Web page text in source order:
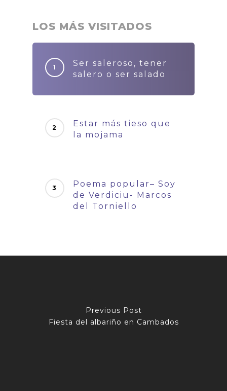
LOS MÁS VISITADOS
Ser saleroso, tener
salero o ser salado
Estar más tieso que
la mojama
Poema popular– Soy
de Verdiciu- Marcos
del Torniello
Previous Post
Fiesta del albariño en Cambados